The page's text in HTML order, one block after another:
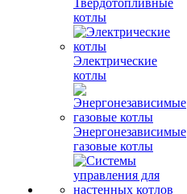
Твердотопливные
котлы
Электрические
котлы
Энергонезависимые
газовые котлы